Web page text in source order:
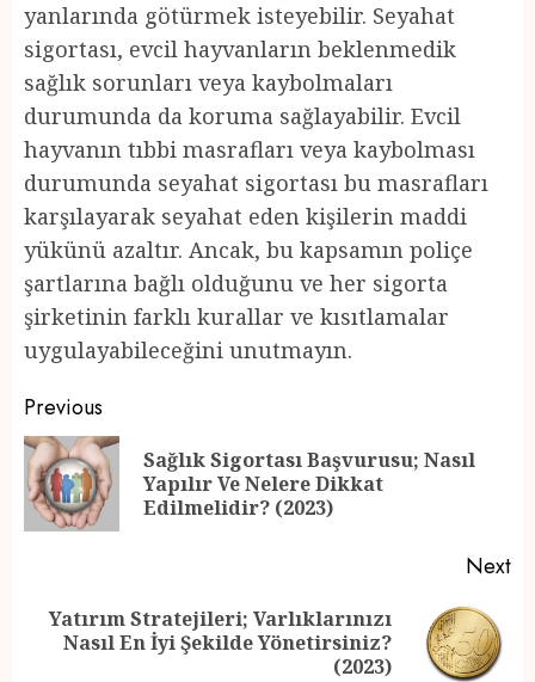
yanlarında götürmek isteyebilir. Seyahat
sigortası, evcil hayvanların beklenmedik
sağlık sorunları veya kaybolmaları
durumunda da koruma sağlayabilir. Evcil
hayvanın tıbbi masrafları veya kaybolması
durumunda seyahat sigortası bu masrafları
karşılayarak seyahat eden kişilerin maddi
yükünü azaltır. Ancak, bu kapsamın poliçe
şartlarına bağlı olduğunu ve her sigorta
şirketinin farklı kurallar ve kısıtlamalar
uygulayabileceğini unutmayın.
Post
navigation
Previous
Sağlık Sigortası Başvurusu; Nasıl
Yapılır Ve Nelere Dikkat
Edilmelidir? (2023)
Next
Next
Yatırım Stratejileri; Varlıklarınızı
Nasıl En İyi Şekilde Yönetirsiniz?
(2023)